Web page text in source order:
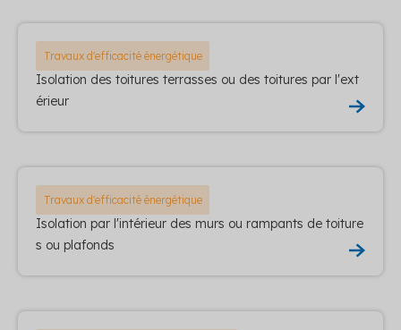
Travaux d'efficacité énergétique
Isolation des toitures terrasses ou des toitures par l'ext
érieur
Travaux d'efficacité énergétique
Isolation par l'intérieur des murs ou rampants de toiture
s ou plafonds